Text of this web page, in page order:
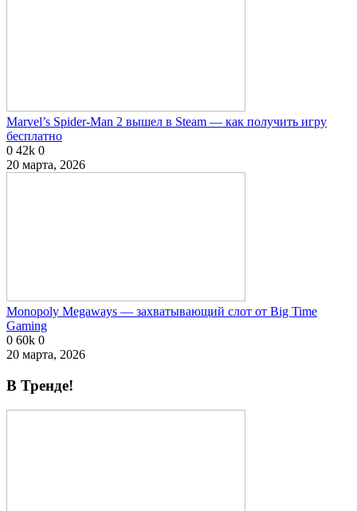
Marvel’s Spider-Man 2 вышел в Steam — как получить игру
бесплатно
0 42k 0
20 марта, 2026
Monopoly Megaways — захватывающий слот от Big Time
Gaming
0 60k 0
20 марта, 2026
В Тренде!